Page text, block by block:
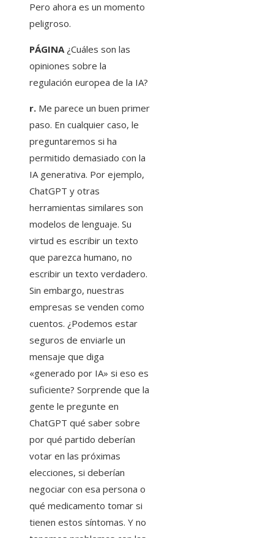
Pero ahora es un momento
peligroso.
PÁGINA¿Cuáles son las
opiniones sobre la
regulación europea de la IA?
r. Me parece un buen primer
paso. En cualquier caso, le
preguntaremos si ha
permitido demasiado con la
IA generativa. Por ejemplo,
ChatGPT y otras
herramientas similares son
modelos de lenguaje. Su
virtud es escribir un texto
que parezca humano, no
escribir un texto verdadero.
Sin embargo, nuestras
empresas se venden como
cuentos. ¿Podemos estar
seguros de enviarle un
mensaje que diga
«generado por IA» si eso es
suficiente? Sorprende que la
gente le pregunte en
ChatGPT qué saber sobre
por qué partido deberían
votar en las próximas
elecciones, si deberían
negociar con esa persona o
qué medicamento tomar si
tienen estos síntomas. Y no